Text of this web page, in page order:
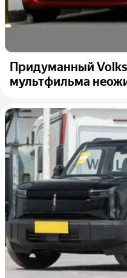
Придуманный
мультфильма